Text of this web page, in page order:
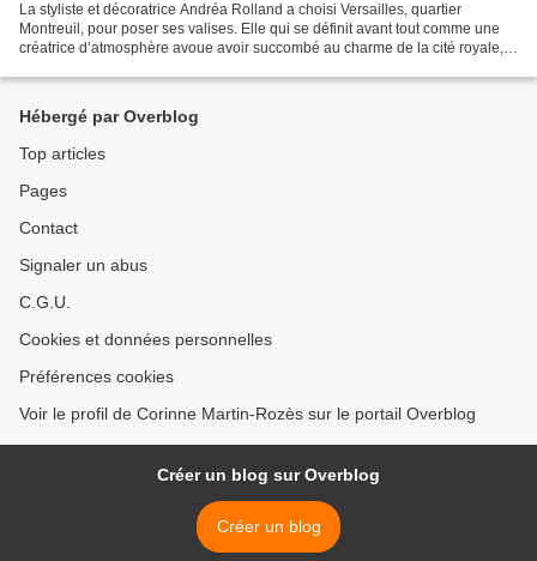
La styliste et décoratrice Andréa Rolland a choisi Versailles, quartier
Montreuil, pour poser ses valises. Elle qui se définit avant tout comme une
créatrice d’atmosphère avoue avoir succombé au charme de la cité royale,
Hébergé par Overblog
Top articles
Pages
Contact
Signaler un abus
C.G.U.
Cookies et données personnelles
Préférences cookies
Voir le profil de Corinne Martin-Rozès sur le portail Overblog
Créer un blog sur Overblog
Créer un blog